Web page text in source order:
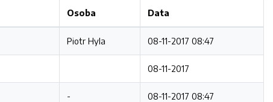
Osoba Data
Piotr Hyla 08-11-2017 08:47
08-11-2017
- 08-11-2017 08:47